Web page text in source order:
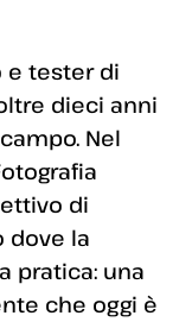
e tester di
dieci anni
Nel
di
dove la
pratica: una
che oggi è